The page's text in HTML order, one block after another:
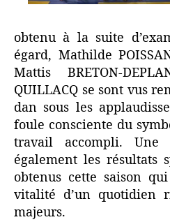
obtenu à la suite
égard, Mathilde
Mattis BRETON-
QUILLACQ se sont vus
dan sous les
foule consciente du
travail accompli. Une
également les résultats
obtenus cette saison
vitalité d’un quotidien
majeurs.